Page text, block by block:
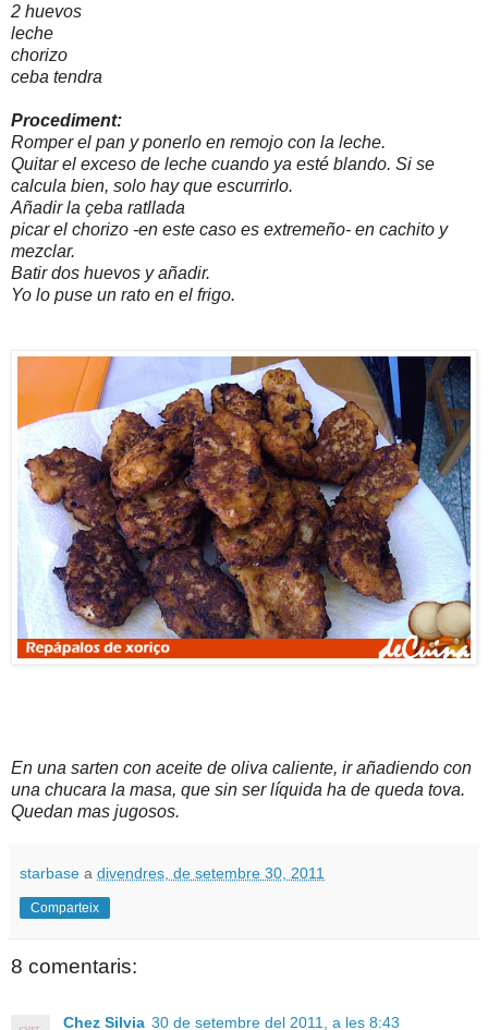
2 huevos
leche
chorizo
ceba tendra
Procediment:
Romper el pan y ponerlo en remojo con la leche.
Quitar el exceso de leche cuando ya esté blando. Si se
calcula bien, solo hay que escurrirlo.
Añadir la çeba ratllada
picar el chorizo -en este caso es extremeño- en cachito y
mezclar.
Batir dos huevos y añadir.
Yo lo puse un rato en el frigo.
En una sarten con aceite de oliva caliente, ir añadiendo con
una chucara la masa, que sin ser líquida ha de queda tova.
Quedan mas jugosos.
starbase a divendres, de setembre 30, 2011
Comparteix
8 comentaris:
Chez Silvia 30 de setembre del 2011, a les 8:43